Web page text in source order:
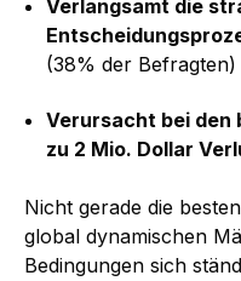
Verlangsamt die
(38% der Befragten)
Verursacht bei den
zu 2 Mio. Dollar
Nicht gerade die
global dynamischen
Bedingungen sich